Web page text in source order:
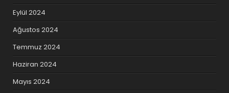
Eylül 2024
Ağustos 2024
Temmuz 2024
Haziran 2024
Mayıs 2024